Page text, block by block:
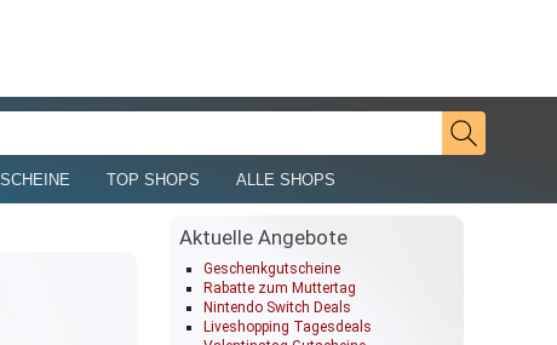
TOP SHOPS ALLE SHOPS
Aktuelle Angebote
Geschenkgutscheine
Rabatte zum Muttertag
Nintendo Switch Deals
Liveshopping Tagesdeals